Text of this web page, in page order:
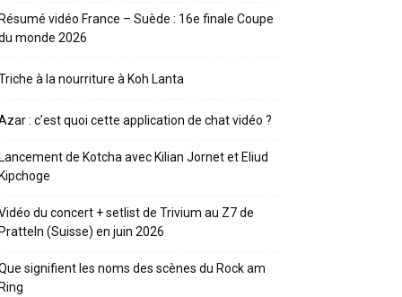
vidéo France – Suède : 16e finale Coupe
monde 2026
à la nourriture à Koh Lanta
: c’est quoi cette application de chat vidéo ?
de Kotcha avec Kilian Jornet et Eliud
du concert + setlist de Trivium au Z7 de
(Suisse) en juin 2026
signifient les noms des scènes du Rock am